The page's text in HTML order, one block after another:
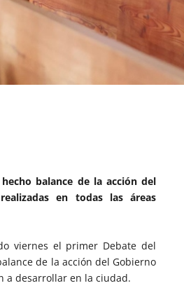
balance de la acción del
en todas las áreas
viernes el primer Debate del
de la acción del Gobierno
a desarrollar en la ciudad.